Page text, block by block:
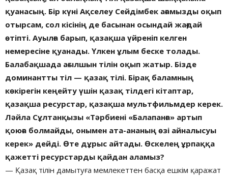
қуанасың. Бір күні Ақселеу Сейдімбек ағамызды оқып
отырсам, сол кісінің де басынан осындай жағдай
өтіпті. Ауылға барып, қазақша үйреніп келген
немересіне қуанады. Үлкен ұлым беске толады.
Балабақшада ағылшын тілін оқып жатыр. Бізде
доминантты тіл — қазақ тілі. Бірақ баламның
көкірегін кеңейту үшін қазақ тілдегі кітаптар,
қазақша ресурстар, қазақша мультфильмдер керек.
Ләйла Сұлтанқызы «Тәрбиені «Балапанға» артып
қоюға болмайды, онымен ата-ананың өзі айналысуы
керек» дейді. Өте дұрыс айтады. Өскелең ұрпаққа
қажетті ресурстарды қайдан аламыз?
— Қазақ тілін дамытуға мемлекеттен басқа ешкім қаражат